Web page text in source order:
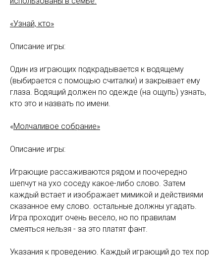
«Узнай, кто»
Описание игры:
Один из играющих подкрадывается к водящему
(выбирается с помощью считалки) и закрывает ему
глаза. Водящий должен по одежде (на ощупь) узнать,
кто это и назвать по имени.
«Молчаливое собрание»
Описание игры:
Играющие рассаживаются рядом и поочередно
шепчут на ухо соседу какое-либо слово. Затем
каждый встает и изображает мимикой и действиями
сказанное ему слово. остальные должны угадать.
Игра проходит очень весело, но по правилам
смеяться нельзя - за это платят фант.
Указания к проведению. Каждый играющий до тех пор